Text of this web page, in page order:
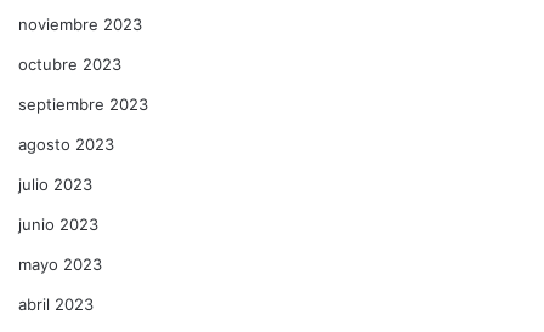
noviembre 2023
octubre 2023
septiembre 2023
agosto 2023
julio 2023
junio 2023
mayo 2023
abril 2023